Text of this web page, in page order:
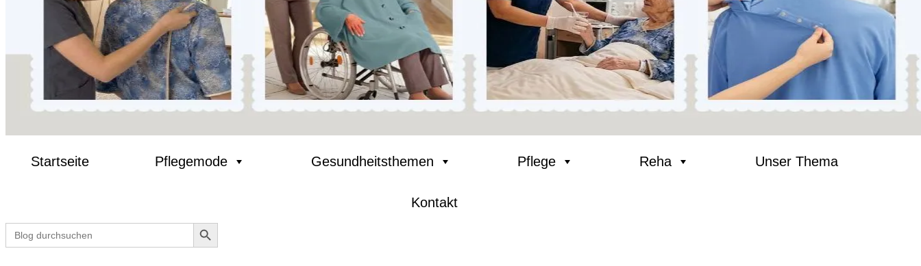
Startseite Pflegemode Gesundheitsthemen Pflege Reha Unser Thema
Kontakt
Search
for:
Search Button